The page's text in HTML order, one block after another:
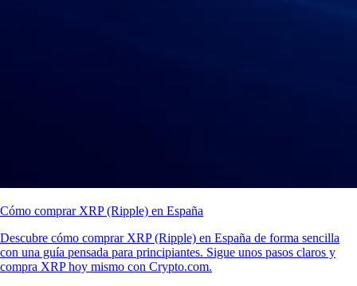
Cómo comprar XRP (Ripple) en España
Descubre cómo comprar XRP (Ripple) en España de forma sencilla
con una guía pensada para principiantes. Sigue unos pasos claros y
compra XRP hoy mismo con Crypto.com.